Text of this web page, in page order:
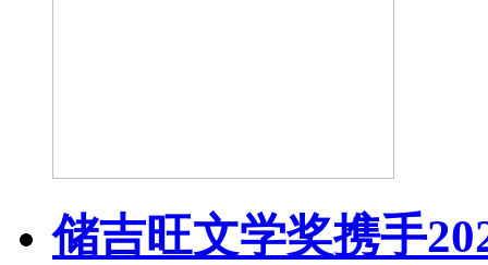
储吉旺文学奖携手